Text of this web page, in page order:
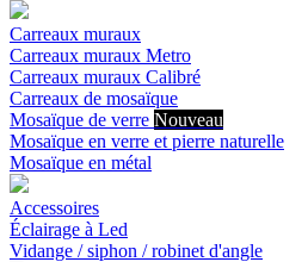
Carreaux muraux
Carreaux muraux Metro
Carreaux muraux Calibré
Carreaux de mosaïque
Mosaïque de verre Nouveau
Mosaïque en verre et pierre naturelle
Mosaïque en métal
Accessoires
Éclairage à Led
Vidange / siphon / robinet d'angle